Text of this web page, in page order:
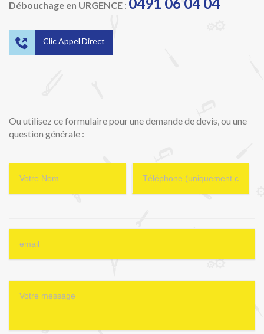
Débouchage en URGENCE :
 Clic Appel Direct
Ou utilisez ce formulaire pour une demande de devis, ou une
question générale :